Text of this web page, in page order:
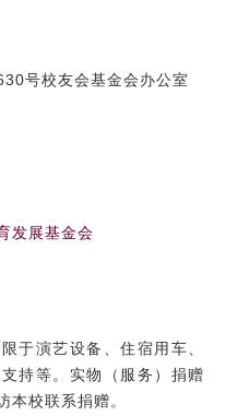
号校友会基金会办公室
发展基金会
于演艺设备、住宿用车、
持等。实物（服务）捐赠
本校联系捐赠。